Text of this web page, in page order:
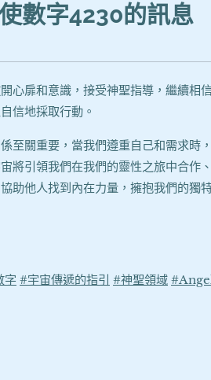
數字4230的訊息
心扉和意識，接受神聖指導，繼續相
信地採取行動。
至關重要，當我們遵重自己和需求時
將引領我們在我們的靈性之旅中合作
助他人找到內在力量，擁抱我們的獨
字 #宇宙傳遞的指引 #神聖領域